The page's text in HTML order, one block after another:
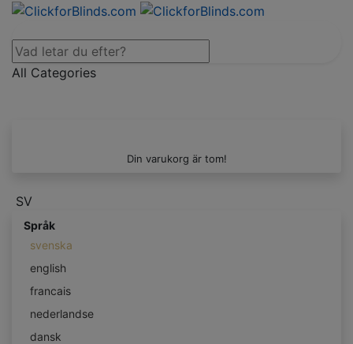
All Categories
Din varukorg är tom!
SV
Språk
svenska
english
francais
nederlandse
dansk